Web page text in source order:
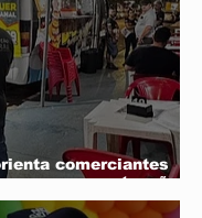
comerciantes
regras para atuação de